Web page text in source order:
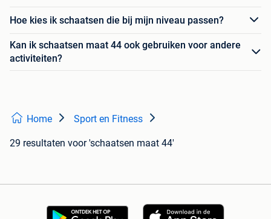
Hoe kies ik schaatsen die bij mijn niveau passen?
Kan ik schaatsen maat 44 ook gebruiken voor andere
activiteiten?
Home Sport en Fitness
29 resultaten voor 'schaatsen maat 44'